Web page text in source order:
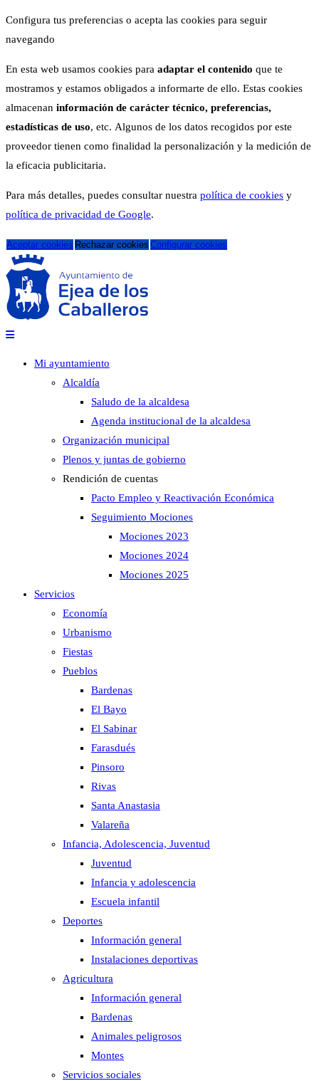
Configura tus preferencias o acepta las cookies para seguir
navegando
En esta web usamos cookies para adaptar el contenido que te
mostramos y estamos obligados a informarte de ello. Estas cookies
almacenan información de carácter técnico, preferencias,
estadísticas de uso, etc. Algunos de los datos recogidos por este
proveedor tienen como finalidad la personalización y la medición de
la eficacia publicitaria.
Para más detalles, puedes consultar nuestra política de cookies y
política de privacidad de Google.
Aceptar cookies Rechazar cookies Configurar cookies
Mi ayuntamiento
Alcaldía
Saludo de la alcaldesa
Agenda institucional de la alcaldesa
Organización municipal
Plenos y juntas de gobierno
Rendición de cuentas
Pacto Empleo y Reactivación Económica
Seguimiento Mociones
Mociones 2023
Mociones 2024
Mociones 2025
Servicios
Economía
Urbanismo
Fiestas
Pueblos
Bardenas
El Bayo
El Sabinar
Farasdués
Pinsoro
Rivas
Santa Anastasia
Valareña
Infancia, Adolescencia, Juventud
Juventud
Infancia y adolescencia
Escuela infantil
Deportes
Información general
Instalaciones deportivas
Agricultura
Información general
Bardenas
Animales peligrosos
Montes
Servicios sociales